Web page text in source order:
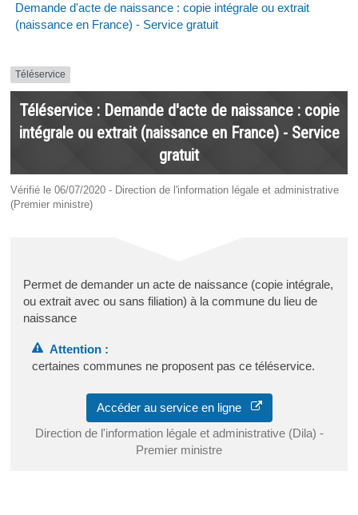
Demande d'acte de naissance : copie intégrale ou extrait
(naissance en France) - Service gratuit
Téléservice
Téléservice : Demande d'acte de naissance : copie
intégrale ou extrait (naissance en France) - Service
gratuit
Vérifié le 06/07/2020 - Direction de l'information légale et administrative
(Premier ministre)
Permet de demander un acte de naissance (copie intégrale,
ou extrait avec ou sans filiation) à la commune du lieu de
naissance
Attention :
certaines communes ne proposent pas ce téléservice.
Accéder au service en ligne
Direction de l'information légale et administrative (Dila) -
Premier ministre